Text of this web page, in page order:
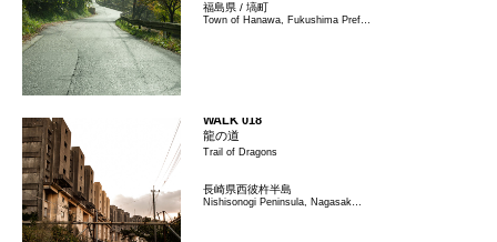
福島県 / 塙町
Town of Hanawa, Fukushima Pref…
WALK 018
龍の道
Trail of Dragons
長崎県西彼杵半島
Nishisonogi Peninsula, Nagasak…